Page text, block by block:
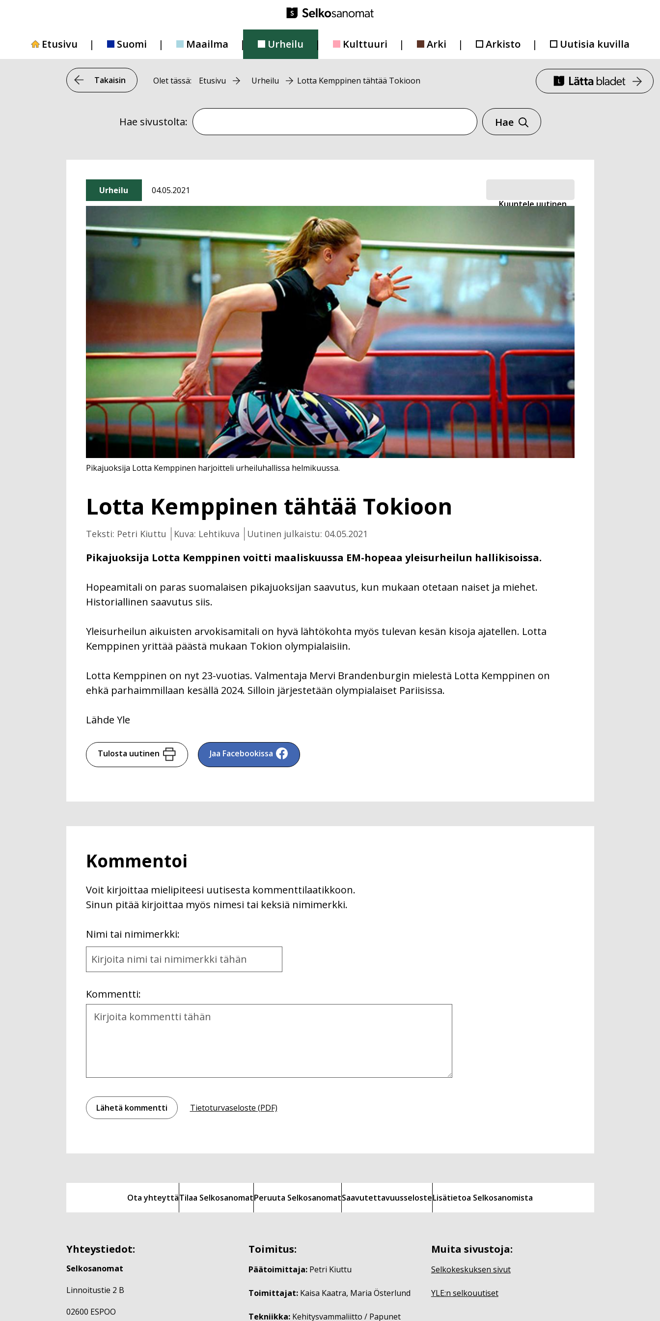
Etusivu
Suomi Maailma Urheilu Kulttuuri Arki Arkisto Uutisia kuvilla
Takaisin Olet tässä: Etusivu Urheilu Lotta Kemppinen tähtää Tokioon
Hae sivustolta: Hae sivustolta
Hae
Kuuntele uutinen
Urheilu 04.05.2021
Lotta Kemppinen tähtää Tokioon
Teksti: Petri Kiuttu Kuva: Lehtikuva Uutinen julkaistu: 04.05.2021
Pikajuoksija Lotta Kemppinen voitti maaliskuussa EM-hopeaa yleisurheilun hallikisoissa.
Pikajuoksija Lotta Kemppinen harjoitteli urheiluhallissa helmikuussa.
Hopeamitali on paras suomalaisen pikajuoksijan saavutus, kun mukaan otetaan naiset ja miehet.
Historiallinen saavutus siis.
Yleisurheilun aikuisten arvokisamitali on hyvä lähtökohta myös tulevan kesän kisoja ajatellen. Lotta
Kemppinen yrittää päästä mukaan Tokion olympialaisiin.
Lotta Kemppinen on nyt 23-vuotias. Valmentaja Mervi Brandenburgin mielestä Lotta Kemppinen on
ehkä parhaimmillaan kesällä 2024. Silloin järjestetään olympialaiset Pariisissa.
Lähde Yle
Tulosta uutinen Jaa Facebookissa
Kommentoi
Voit kirjoittaa mielipiteesi uutisesta kommenttilaatikkoon.
Sinun pitää kirjoittaa myös nimesi tai keksiä nimimerkki.
Nimi tai nimimerkki:First
Name
and
Kommentti:
Kommentti
Tietoturvaseloste (PDF)
Ota yhteyttäTilaa SelkosanomatPeruuta SelkosanomatSaavutettavuusselosteLisätietoa Selkosanomista
Yhteystiedot:
Selkosanomat
Linnoitustie 2 B
02600 ESPOO
Toimitus:
Päätoimittaja: Petri Kiuttu
Toimittajat: Kaisa Kaatra, Maria Österlund
Tekniikka: Kehitysvammaliitto / Papunet
Muita sivustoja:
Selkokeskuksen sivut
YLE:n selkouutiset